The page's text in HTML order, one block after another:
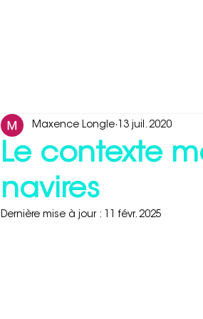
Le contexte
navires
Maxence Longle 13 juil. 2020
Dernière mise à jour : 11 févr. 2025